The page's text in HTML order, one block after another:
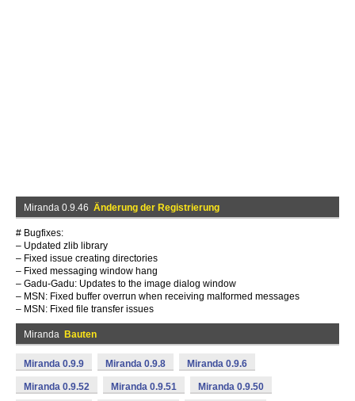
Miranda 0.9.46 Änderung der Registrierung
# Bugfixes:
– Updated zlib library
– Fixed issue creating directories
– Fixed messaging window hang
– Gadu-Gadu: Updates to the image dialog window
– MSN: Fixed buffer overrun when receiving malformed messages
– MSN: Fixed file transfer issues
Miranda Bauten
Miranda 0.9.9 Miranda 0.9.8 Miranda 0.9.6
Miranda 0.9.52 Miranda 0.9.51 Miranda 0.9.50